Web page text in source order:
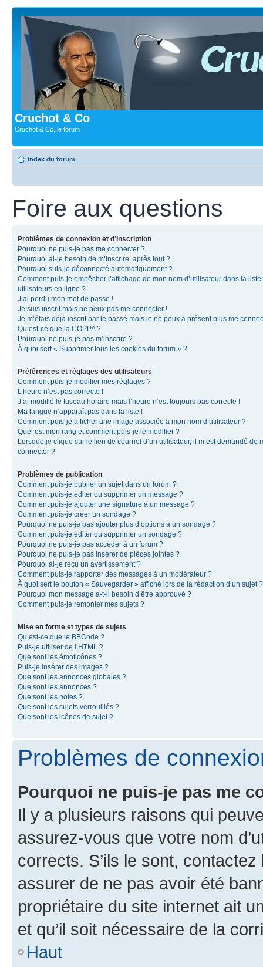
Cruchot & Co
Cruchot & Co, le forum
Index du forum
Foire aux questions
Problèmes de connexion et d’inscription
Pourquoi ne puis-je pas me connecter ?
Pourquoi ai-je besoin de m’inscrire, après tout ?
Pourquoi suis-je déconnecté automatiquement ?
Comment puis-je empêcher l’affichage de mon nom d’utilisateur dans la liste
utilisateurs en ligne ?
J’ai perdu mon mot de passe !
Je suis inscrit mais ne peux pas me connecter !
Je m’étais déjà inscrit par le passé mais je ne peux à présent plus me
Qu’est-ce que la COPPA ?
Pourquoi ne puis-je pas m’inscrire ?
À quoi sert « Supprimer tous les cookies du forum » ?
Préférences et réglages des utilisateurs
Comment puis-je modifier mes réglages ?
L’heure n’est pas correcte !
J’ai modifié le fuseau horaire mais l’heure n’est toujours pas correcte !
Ma langue n’apparaît pas dans la liste !
Comment puis-je afficher une image associée à mon nom d’utilisateur ?
Quel est mon rang et comment puis-je le modifier ?
Lorsque je clique sur le lien de courriel d’un utilisateur, il m’est demandé de
connecter ?
Problèmes de publication
Comment puis-je publier un sujet dans un forum ?
Comment puis-je éditer ou supprimer un message ?
Comment puis-je ajouter une signature à un message ?
Comment puis-je créer un sondage ?
Pourquoi ne puis-je pas ajouter plus d’options à un sondage ?
Comment puis-je éditer ou supprimer un sondage ?
Pourquoi ne puis-je pas accéder à un forum ?
Pourquoi ne puis-je pas insérer de pièces jointes ?
Pourquoi ai-je reçu un avertissement ?
Comment puis-je rapporter des messages à un modérateur ?
À quoi sert le bouton « Sauvegarder » affiché lors de la rédaction d’un sujet ?
Pourquoi mon message a-t-il besoin d’être approuvé ?
Comment puis-je remonter mes sujets ?
Mise en forme et types de sujets
Qu’est-ce que le BBCode ?
Puis-je utiliser de l’HTML ?
Que sont les émoticônes ?
Puis-je insérer des images ?
Que sont les annonces globales ?
Que sont les annonces ?
Que sont les notes ?
Que sont les sujets verrouillés ?
Que sont les icônes de sujet ?
Problèmes de
Pourquoi ne puis-je pas me
Il y a plusieurs raisons qui
assurez-vous que votre nom
corrects. S’ils le sont,
assurer de ne pas avoir été
propriétaire du site internet ait
et qu’il soit nécessaire de la
Haut